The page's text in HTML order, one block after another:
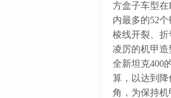
方盒子车型在
内最多的52
棱线开裂、
凌厉的机甲造
全新坦克400
算，以达到
角，为保持机